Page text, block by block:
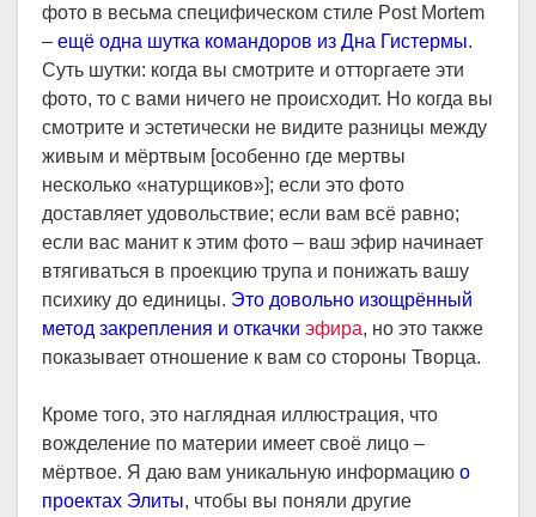
фото в весьма специфическом стиле Post Mortеm
– ещё одна шутка командоров из Дна Гистермы.
Суть шутки: когда вы смотрите и отторгаете эти
фото, то с вами ничего не происходит. Но когда вы
смотрите и эстетически не видите разницы между
живым и мёртвым [особенно где мертвы
несколько «натурщиков»]; если это фото
доставляет удовольствие; если вам всё равно;
если вас манит к этим фото – ваш эфир начинает
втягиваться в проекцию трупа и понижать вашу
психику до единицы. Это довольно изощрённый
метод закрепления и откачки эфира, но это также
показывает отношение к вам со стороны Творца.
Кроме того, это наглядная иллюстрация, что
вожделение по материи имеет своё лицо –
мёртвое. Я даю вам уникальную информацию о
проектах Элиты, чтобы вы поняли другие